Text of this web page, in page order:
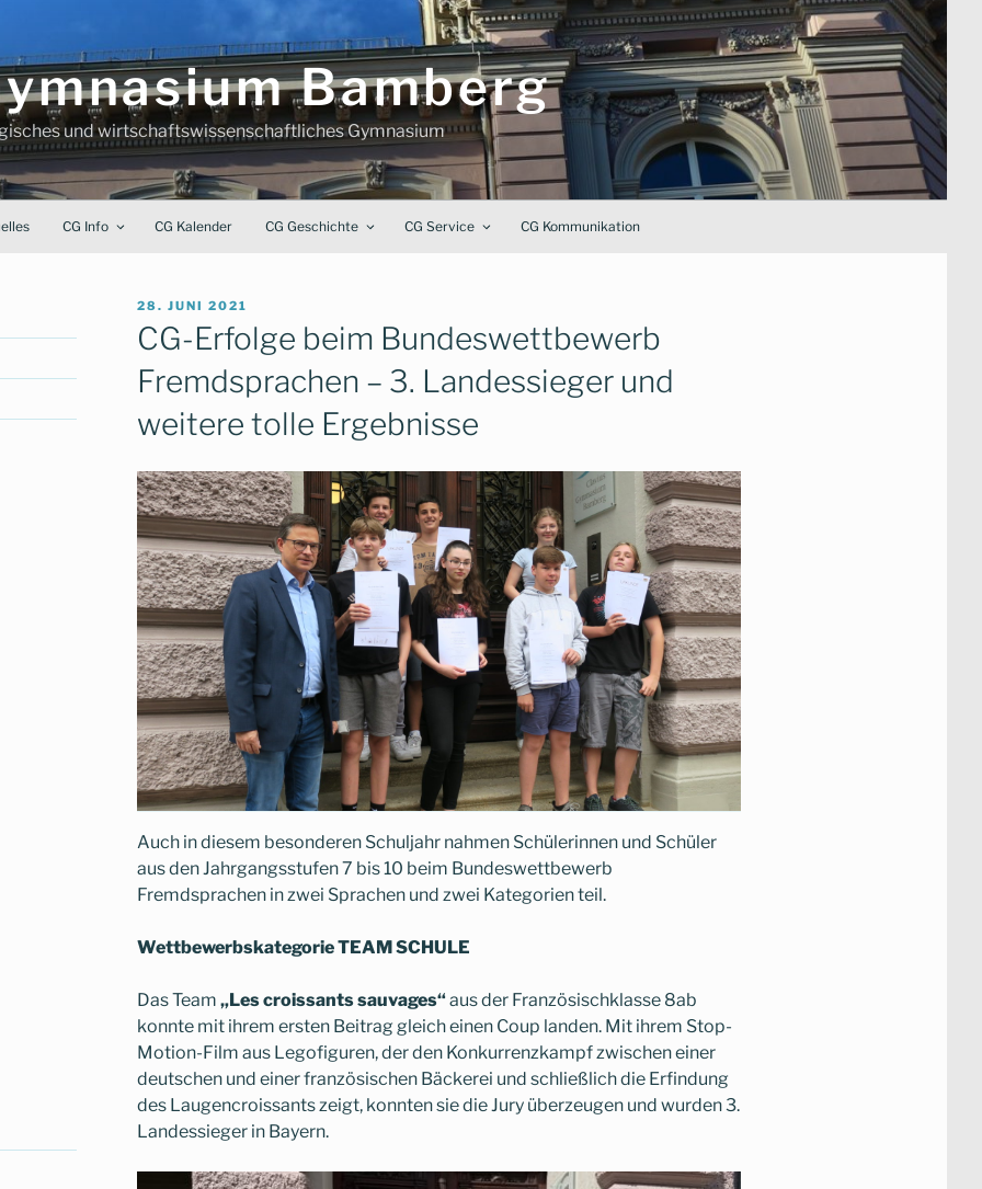
Bamberg
und wirtschaftswissenschaftliches Gymnasium
CG Info CG Kalender CG Geschichte CG Service CG Kommunikation
VERÖFFENTLICHT
28. JUNI 2021
CG-Erfolge beim Bundeswettbewerb
Fremdsprachen – 3. Landessieger und
weitere tolle Ergebnisse
Auch in diesem besonderen Schuljahr nahmen Schülerinnen und Schüler
aus den Jahrgangsstufen 7 bis 10 beim Bundeswettbewerb
Fremdsprachen in zwei Sprachen und zwei Kategorien teil.
Wettbewerbskategorie TEAM SCHULE
Das Team „Les croissants sauvages“aus der Französischklasse 8ab
konnte mit ihrem ersten Beitrag gleich einen Coup landen. Mit ihrem Stop-
Motion-Film aus Legofiguren, der den Konkurrenzkampf zwischen einer
deutschen und einer französischen Bäckerei und schließlich die Erfindung
des Laugencroissants zeigt, konnten sie die Jury überzeugen und wurden 3.
Landessieger in Bayern.